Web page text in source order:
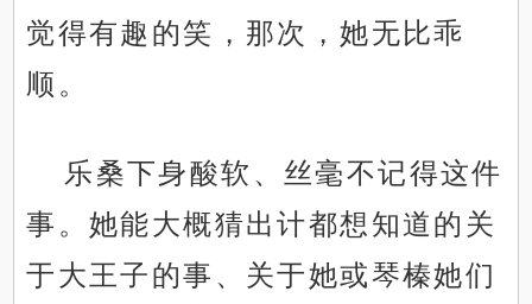
觉得有趣的笑，那次，她无比乖
顺。
乐桑下身酸软、丝毫不记得这件
事。她能大概猜出计都想知道的关
于大王子的事、关于她或琴榛她们